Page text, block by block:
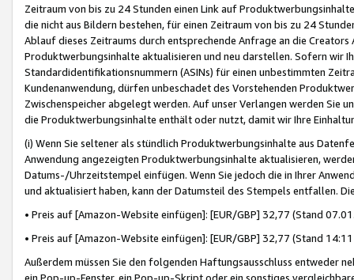
Zeitraum von bis zu 24 Stunden einen Link auf
die nicht aus Bildern bestehen, für einen Zeitraum von bis zu 24
Ablauf dieses Zeitraums durch entsprechende Anfrage an die
Produktwerbungsinhalte aktualisieren und neu darstellen. Sofern wir
Standardidentifikationsnummern (ASINs) für einen unbestimmten
Kundenanwendung, dürfen unbeschadet des Vorstehenden
Zwischenspeicher abgelegt werden. Auf unser Verlangen werden Sie
die Produktwerbungsinhalte enthält oder nutzt, damit wir Ihre
(i) Wenn Sie seltener als stündlich Produktwerbungsinhalte aus
Anwendung angezeigten Produktwerbungsinhalte aktualisieren,
Datums-/Uhrzeitstempel einfügen. Wenn Sie jedoch die in Ihrer
und aktualisiert haben, kann der Datumsteil des Stempels entfallen.
• Preis auf [Amazon-Website einfügen]: [EUR/GBP] 32,77 (Stand
• Preis auf [Amazon-Website einfügen]: [EUR/GBP] 32,77 (Stand
Außerdem müssen Sie den folgenden Haftungsausschluss entweder
ein Pop-up-Fenster, ein Pop-up-Skript oder ein sonstiges